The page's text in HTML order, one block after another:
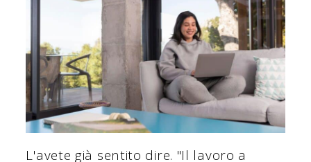
L'avete già sentito dire. "Il lavoro a